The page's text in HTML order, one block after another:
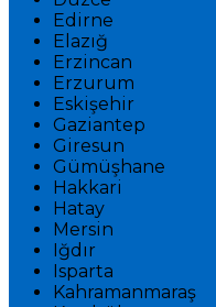
Edirne
Elazığ
Erzincan
Erzurum
Eskişehir
Gaziantep
Giresun
Gümüşhane
Hakkari
Hatay
Mersin
Iğdır
Isparta
Kahramanmaraş